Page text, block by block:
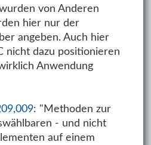
von Anderen
hier nur der
angeben. Auch hier
nicht dazu positionieren
Anwendung
: "Methoden zur
- und nicht
auf einem